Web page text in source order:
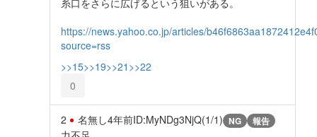
https://news.yahoo.co.jp/articles/
source=rss
>>15>>19>>21 >>22
0
2 名無し4年前ID:MyNDg3NjQ(1/1) NG 報告